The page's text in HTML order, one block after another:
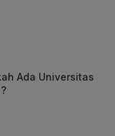
Ada Universitas